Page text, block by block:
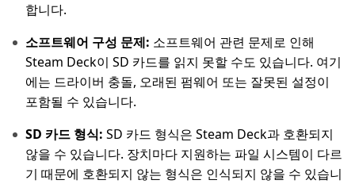
합니다.
소프트웨어 구성 문제: 소프트웨어 관련 문제로 인해
Steam Deck이 SD 카드를 읽지 못할 수도 있습니다. 여기
에는 드라이버 충돌, 오래된 펌웨어 또는 잘못된 설정이
포함될 수 있습니다.
SD 카드 형식: SD 카드 형식은 Steam Deck과 호환되지
않을 수 있습니다. 장치마다 지원하는 파일 시스템이 다르
기 때문에 호환되지 않는 형식은 인식되지 않을 수 있습니